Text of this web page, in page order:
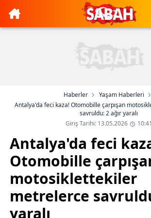
Haberler
Yaşam Haberleri
Antalya'da feci kaza! Otomobille çarpışan
savruldu: 2 ağır yaralı
Giriş Tarihi: 13.05.2026
10:41
Antalya'da feci
Otomobille
motosiklettekiler
metrelerce
yaralı